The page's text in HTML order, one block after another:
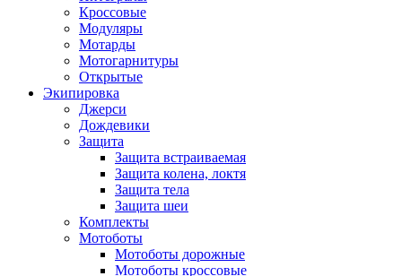
Кроссовые
Модуляры
Мотарды
Мотогарнитуры
Открытые
Экипировка
Джерси
Дождевики
Защита
Защита встраиваемая
Защита колена, локтя
Защита тела
Защита шеи
Комплекты
Мотоботы
Мотоботы дорожные
Мотоботы кроссовые